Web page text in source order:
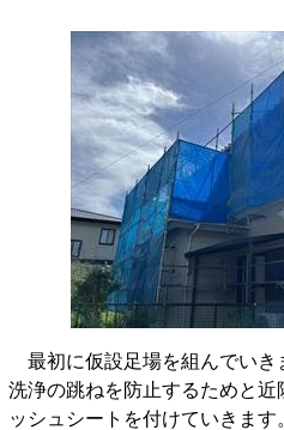
最初に仮設足場を組んでいき
洗浄の跳ねを防止するためと近
ッシュシートを付けていきます